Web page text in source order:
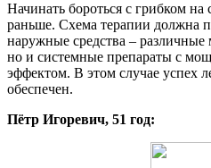
Начинать бороться с грибком на
раньше. Схема терапии должна
наружные средства –
но и системные препараты с
эффектом. В этом случае успех
обеспечен.
Пётр Игоревич, 51 год: